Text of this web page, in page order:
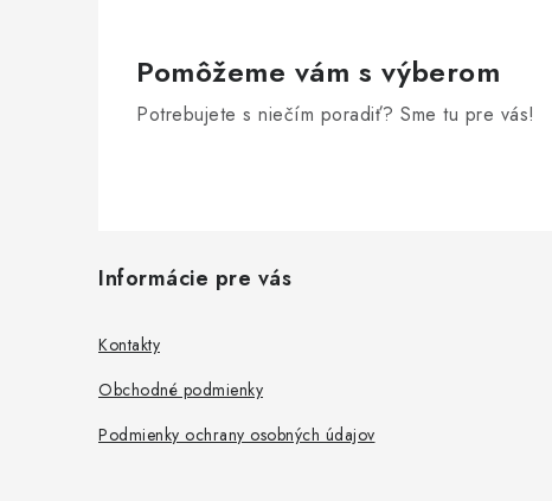
Pomôžeme vám s výberom
Potrebujete s niečím poradiť? Sme tu pre vás!
Informácie pre vás
Kontakty
Obchodné podmienky
Podmienky ochrany osobných údajov